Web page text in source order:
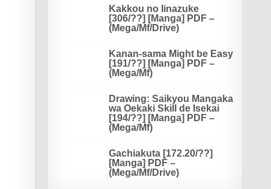
Kakkou no Iinazuke
[306/??] [Manga] PDF –
(Mega/Mf/Drive)
Kanan-sama Might be Easy
[191/??] [Manga] PDF –
(Mega/Mf)
Drawing: Saikyou Mangaka
wa Oekaki Skill de Isekai
[194/??] [Manga] PDF –
(Mega/Mf)
Gachiakuta [172.20/??]
[Manga] PDF –
(Mega/Mf/Drive)